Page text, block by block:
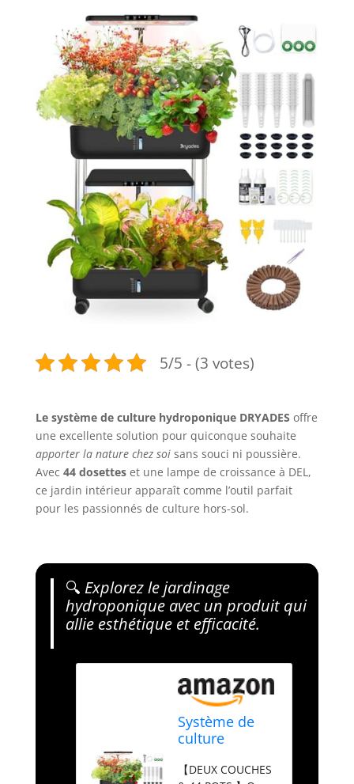
5/5 - (3 votes)
Le système de culture hydroponique DRYADES offre
une excellente solution pour quiconque souhaite
apporter la nature chez soisans souci ni poussière.
Avec 44 dosetteset une lampe de croissance à DEL,
ce jardin intérieur apparaît comme l’outil parfait
pour les passionnés de culture hors-sol.
🔍 Explorez le jardinage
hydroponique avec un produit qui
allie esthétique et efficacité.
Système de
culture
DRYADES à 44
【DEUX COUCHES